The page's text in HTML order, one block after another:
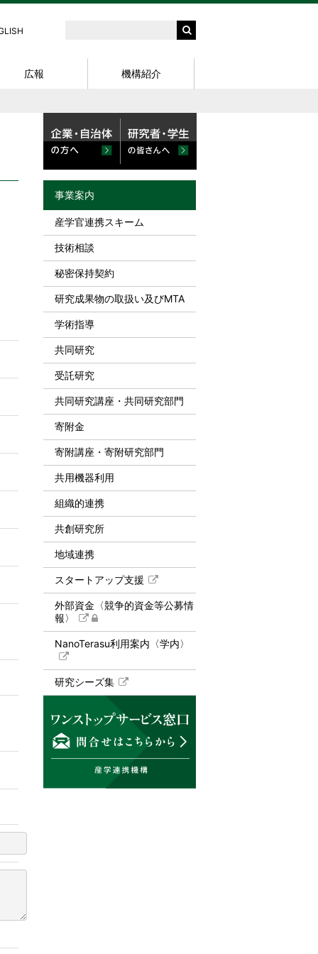
外部資金〈競争的資金等公募情
報〉
研究シーズ集
知財説明会
知的財産基礎セミナー
スキルアップセミナー
東北大学知財セミナー
外部資金関連 細則・様式
広報
パンフレット
X (Twitter)
機構紹介
問合せ先
事業案内
産学官連携スキーム
技術相談
秘密保持契約
研究成果物の取扱い及びMTA
学術指導
共同研究
受託研究
共同研究講座・共同研究部門
寄附金
寄附講座・寄附研究部門
共用機器利用
組織的連携
共創研究所
地域連携
スタートアップ支援
外部資金〈競争的資金等公募情
報〉
NanoTerasu利用案内〈学内〉
研究シーズ集